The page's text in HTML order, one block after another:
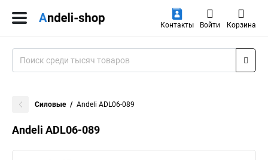
Контакты Войти Корзина
Силовые Andeli ADL06-089
Andeli ADL06-089